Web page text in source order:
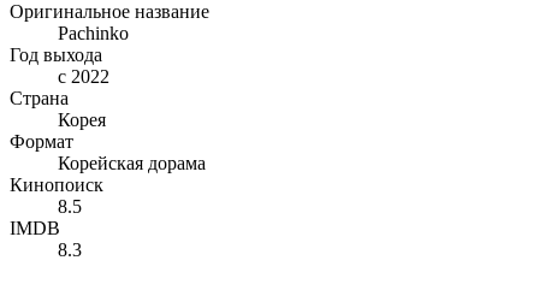
Оригинальное название
Pachinko
Год выхода
с 2022
Страна
Корея
Формат
Корейская дорама
Кинопоиск
8.5
IMDB
8.3